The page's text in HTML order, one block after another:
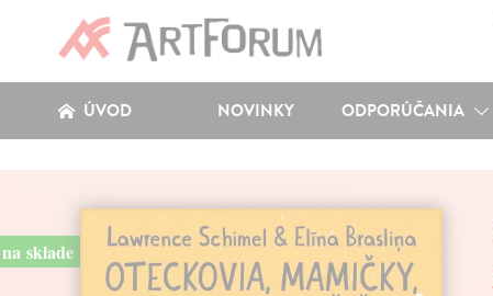
ÚVOD NOVINKY ODPORÚČANIA
na sklade